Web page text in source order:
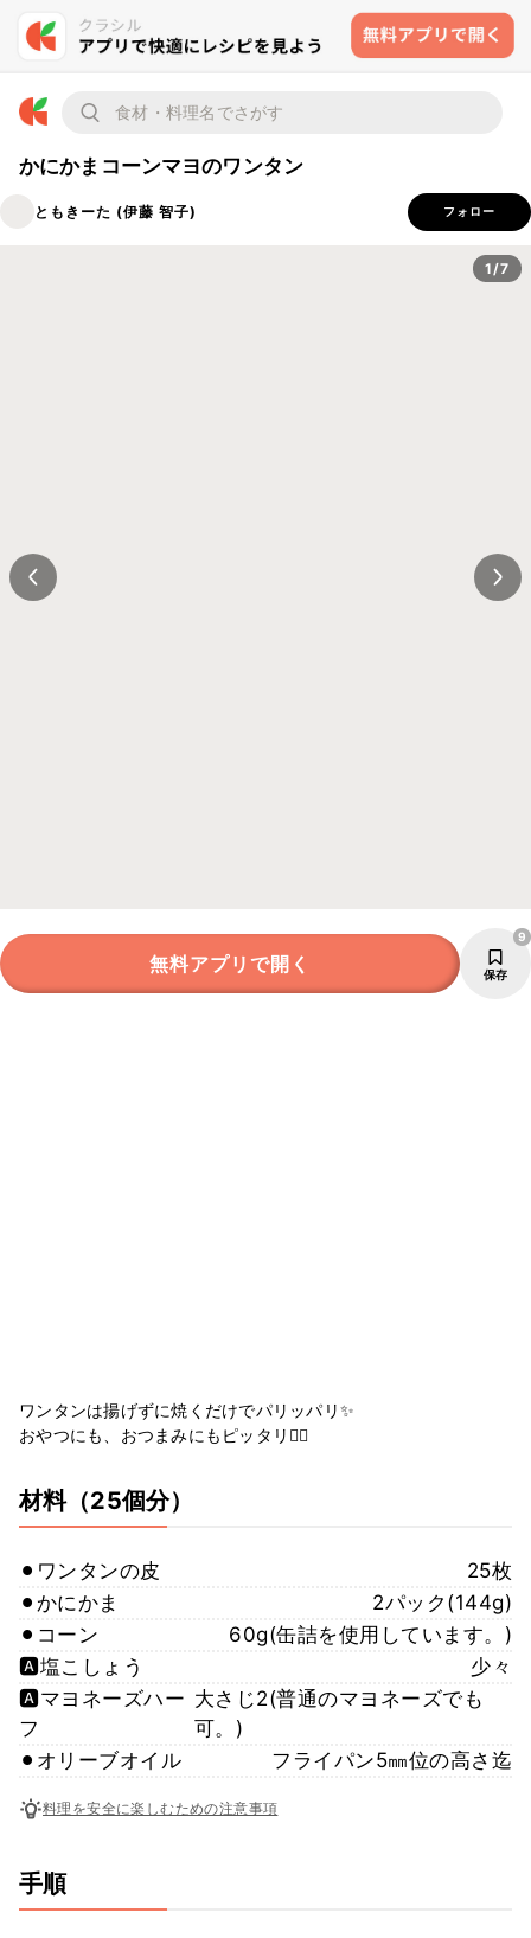
かにかまコーンマヨのワンタン
ともきーた (伊藤 智子) フォロー
1/7
無料アプリで開く 保存
9
ワンタンは揚げずに焼くだけでパリッパリ✨
おやつにも、おつまみにもピッタリ🙆‍♀️
材料（25個分）
⚫︎ワンタンの皮
25枚
⚫︎かにかま
2パック(144g)
⚫︎コーン
60g(缶詰を使用しています。)
🅰️塩こしょう
少々
🅰️マヨネーズハー
フ
大さじ2(普通のマヨネーズでも
可。)
⚫︎オリーブオイル
フライパン5㎜位の高さ迄
料理を安全に楽しむための注意事項
手順